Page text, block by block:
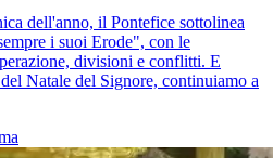
dell'anno, il Pontefice sottolinea
i suoi Erode", con le
divisioni e conflitti. E
Natale del Signore, continuiamo a